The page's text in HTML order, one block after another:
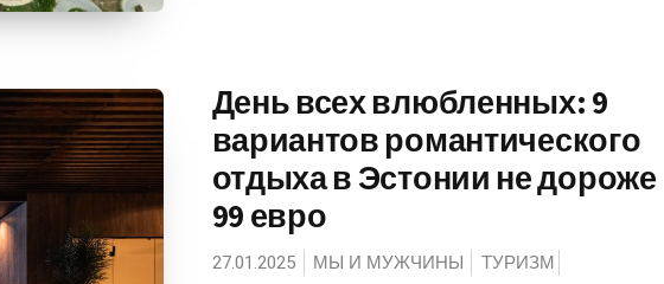
День всех влюбленных: 9
вариантов романтического
отдыха в Эстонии не дороже
99 евро
27.01.2025 МЫ И МУЖЧИНЫ ТУРИЗМ